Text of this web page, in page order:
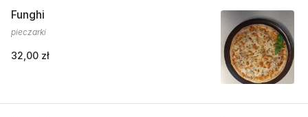
Funghi
pieczarki
32,00 zł